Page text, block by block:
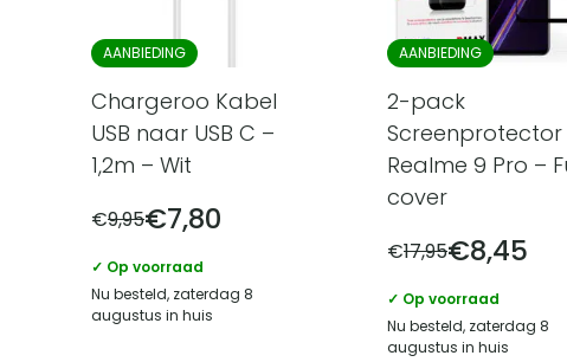
AANBIEDING
Chargeroo Kabel
USB naar USB C –
1,2m – Wit
€9,95€7,80
✓ Op voorraad
Nu besteld, zaterdag 8
augustus in huis
AANBIEDING
2-pack
Screenprotector
Realme 9 Pro –
cover
€17,95€8,45
✓ Op voorraad
Nu besteld, zaterdag 8
augustus in huis